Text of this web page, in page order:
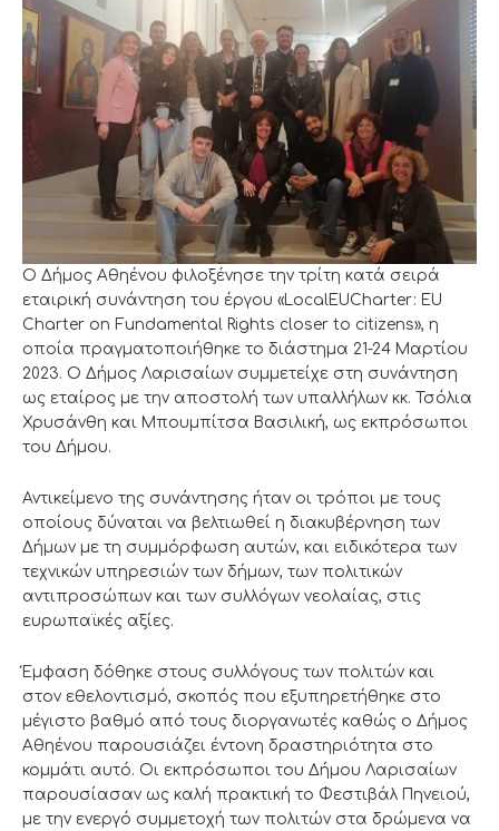
Ο Δήμος Αθηένου φιλοξένησε την τρίτη κατά σειρά
εταιρική συνάντηση του έργου «LocalEUCharter: EU
Charter on Fundamental Rights closer to citizens», η
οποία πραγματοποιήθηκε το διάστημα 21-24 Μαρτίου
2023. Ο Δήμος Λαρισαίων συμμετείχε στη συνάντηση
ως εταίρος με την αποστολή των υπαλλήλων κκ. Τσόλια
Χρυσάνθη και Μπουμπίτσα Βασιλική, ως εκπρόσωποι
του Δήμου.
Αντικείμενο της συνάντησης ήταν οι τρόποι με τους
οποίους δύναται να βελτιωθεί η διακυβέρνηση των
Δήμων με τη συμμόρφωση αυτών, και ειδικότερα των
τεχνικών υπηρεσιών των δήμων, των πολιτικών
αντιπροσώπων και των συλλόγων νεολαίας, στις
ευρωπαϊκές αξίες.
Έμφαση δόθηκε στους συλλόγους των πολιτών και
στον εθελοντισμό, σκοπός που εξυπηρετήθηκε στο
μέγιστο βαθμό από τους διοργανωτές καθώς ο Δήμος
Αθηένου παρουσιάζει έντονη δραστηριότητα στο
κομμάτι αυτό. Οι εκπρόσωποι του Δήμου Λαρισαίων
παρουσίασαν ως καλή πρακτική το Φεστιβάλ Πηνειού,
με την ενεργό συμμετοχή των πολιτών στα δρώμενα να